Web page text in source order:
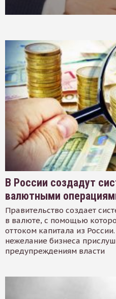
В России создадут
валютными
Правительство создает
в валюте, с помощью
оттоком капитала из
нежелание бизнеса
предупреждениям власти